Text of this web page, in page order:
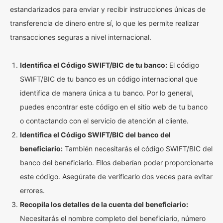
estandarizados para enviar y recibir instrucciones únicas de
transferencia de dinero entre sí, lo que les permite realizar
transacciones seguras a nivel internacional.
Identifica el Código SWIFT/BIC de tu banco: El código
SWIFT/BIC de tu banco es un código internacional que
identifica de manera única a tu banco. Por lo general,
puedes encontrar este código en el sitio web de tu banco
o contactando con el servicio de atención al cliente.
Identifica el Código SWIFT/BIC del banco del
beneficiario: También necesitarás el código SWIFT/BIC del
banco del beneficiario. Ellos deberían poder proporcionarte
este código. Asegúrate de verificarlo dos veces para evitar
errores.
Recopila los detalles de la cuenta del beneficiario:
Necesitarás el nombre completo del beneficiario, número